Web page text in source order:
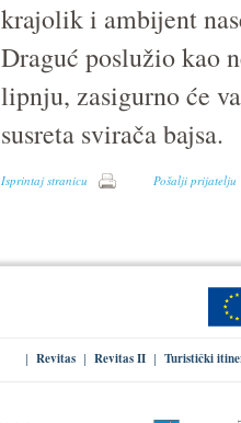
krajolik i ambijent
Draguć poslužio kao
lipnju, zasigurno će
susreta svirača bajsa.
Isprintaj stranicu Pošalji prijatelju
Revitas Revitas II Turistički